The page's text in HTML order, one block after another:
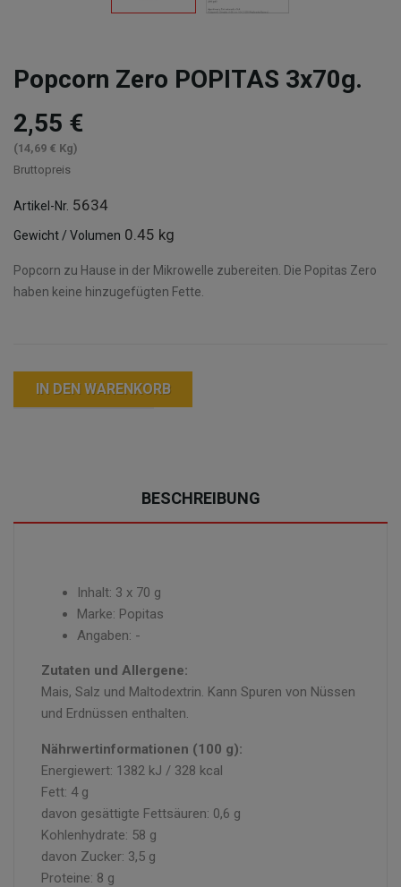
Popcorn Zero POPITAS 3x70g.
2,55 €
(14,69 € Kg)
Bruttopreis
Artikel-Nr. 5634
Gewicht / Volumen 0.45 kg
Popcorn zu Hause in der Mikrowelle zubereiten. Die Popitas Zero
haben keine hinzugefügten Fette.
IN DEN WARENKORB
BESCHREIBUNG
Inhalt: 3 x 70 g
Marke: Popitas
Angaben: -
Zutaten und Allergene:
Mais, Salz und Maltodextrin. Kann Spuren von Nüssen
und Erdnüssen enthalten.
Nährwertinformationen (100 g):
Energiewert: 1382 kJ / 328 kcal
Fett: 4 g
davon gesättigte Fettsäuren: 0,6 g
Kohlenhydrate: 58 g
davon Zucker: 3,5 g
Proteine: 8 g